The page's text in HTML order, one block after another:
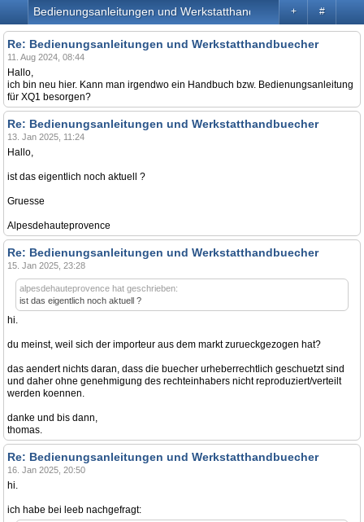
#
+
Bedienungsanleitungen und Werkstatthandbuecher
Re: Bedienungsanleitungen und Werkstatthandbuecher
11. Aug 2024, 08:44
Hallo,
ich bin neu hier. Kann man irgendwo ein Handbuch bzw. Bedienungsanleitung
für XQ1 besorgen?
Re: Bedienungsanleitungen und Werkstatthandbuecher
13. Jan 2025, 11:24
Hallo,
ist das eigentlich noch aktuell ?
Gruesse
Alpesdehauteprovence
Re: Bedienungsanleitungen und Werkstatthandbuecher
15. Jan 2025, 23:28
alpesdehauteprovence hat geschrieben:
ist das eigentlich noch aktuell ?
hi.
du meinst, weil sich der importeur aus dem markt zurueckgezogen hat?
das aendert nichts daran, dass die buecher urheberrechtlich geschuetzt sind
und daher ohne genehmigung des rechteinhabers nicht reproduziert/verteilt
werden koennen.
danke und bis dann,
thomas.
Re: Bedienungsanleitungen und Werkstatthandbuecher
16. Jan 2025, 20:50
hi.
ich habe bei leeb nachgefragt: